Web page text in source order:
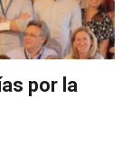
por la